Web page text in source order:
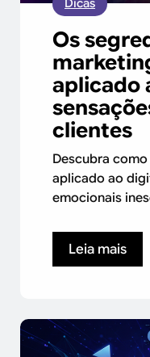
Os
aplicado
clientes
Descubra
aplicado ao
emocionais
Leia mais